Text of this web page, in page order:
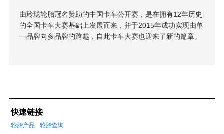
由玲珑轮胎冠名赞助的中国卡车公开赛，是在拥有12年历史
的全国卡车大赛基础上发展而来，并于2015年成功实现由单
一品牌向多品牌的跨越，自此卡车大赛也迎来了新的篇章。
快速链接
轮胎产品 轮胎查询